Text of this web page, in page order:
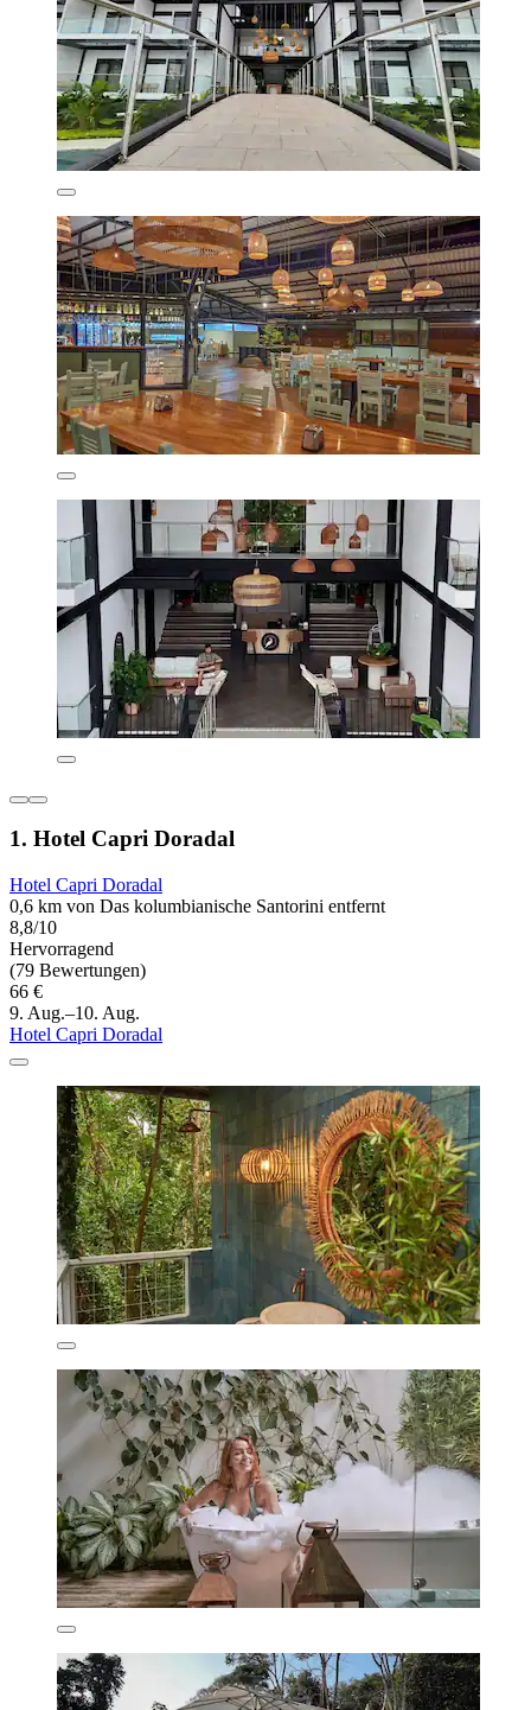
1. Hotel Capri Doradal
Hotel Capri Doradal
0,6 km von Das kolumbianische Santorini entfernt
8,8/10
Hervorragend
(79 Bewertungen)
66 €
9. Aug.–10. Aug.
Hotel Capri Doradal